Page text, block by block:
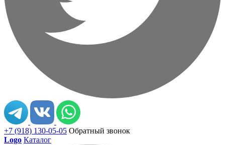
+7 (918) 130-05-05 Обратный звонок
Logo Каталог